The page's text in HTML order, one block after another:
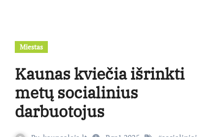
Miestas
Kaunas kviečia išrinkti
metų socialinius
darbuotojus